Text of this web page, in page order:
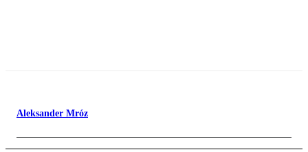
Aleksander Mróz